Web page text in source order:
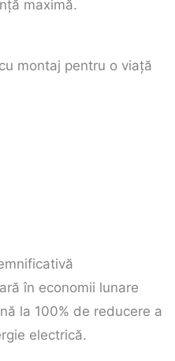
maximă.
montaj pentru o viață
în economii lunare
la 100% de reducere a
electrică.